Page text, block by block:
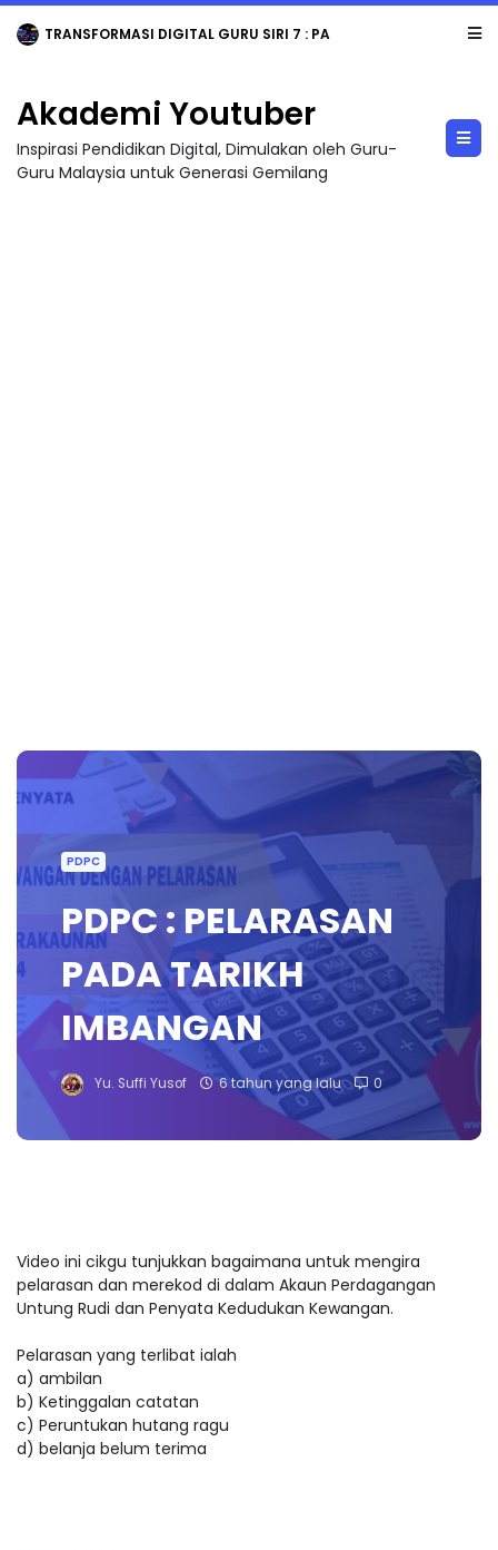
TRANSFORMASI DIGITAL GURU SIRI 7 : PAHLAWAN DIGITAL PENYELAMAT DUNIA
Akademi Youtuber
Inspirasi Pendidikan Digital, Dimulakan oleh Guru-
Guru Malaysia untuk Generasi Gemilang
PDPC
PDPC : PELARASAN
PADA TARIKH
IMBANGAN
Yu. Suffi Yusof 6 tahun yang lalu 0
Video ini cikgu tunjukkan bagaimana untuk mengira
pelarasan dan merekod di dalam Akaun Perdagangan
Untung Rudi dan Penyata Kedudukan Kewangan.
Pelarasan yang terlibat ialah
a) ambilan
b) Ketinggalan catatan
c) Peruntukan hutang ragu
d) belanja belum terima